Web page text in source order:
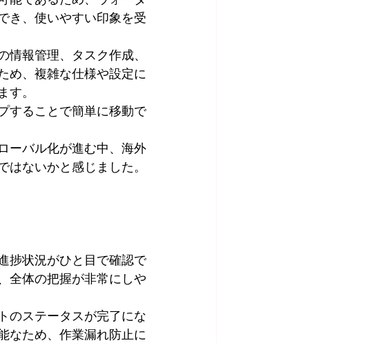
き、使いやすい印象を受
報管理、タスク作成、
め、複雑な仕様や設定に
。
することで簡単に移動で
ーバル化が進む中、海外
ないかと感じました。
捗状況がひと目で確認で
全体の把握が非常にしや
のステータスが完了にな
なため、作業漏れ防止に